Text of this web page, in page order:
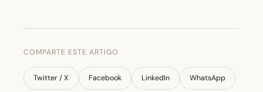
COMPARTE ESTE ARTIGO
Twitter / X Facebook LinkedIn WhatsApp